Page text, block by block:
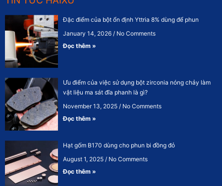
Đặc điểm của bột ổn định Yttria 8% dùng để phun
January 14, 2026
No Comments
Đọc thêm »
Ưu điểm của việc sử dụng bột zirconia nóng chảy làm
vật liệu ma sát đĩa phanh là gì?
November 13, 2025
No Comments
Đọc thêm »
Hạt gốm B170 dùng cho phun bi đồng đỏ
August 1, 2025
No Comments
Đọc thêm »